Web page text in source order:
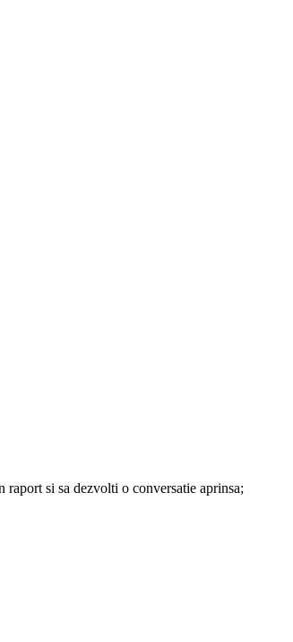
raport si sa dezvolti o conversatie aprinsa;